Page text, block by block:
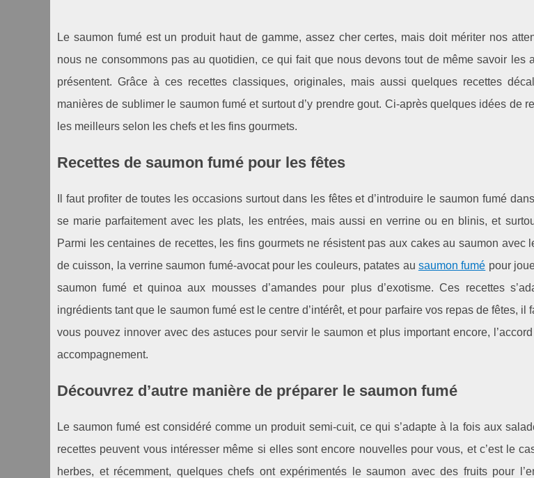
Le saumon fumé est un produit haut de gamme, assez cher certes, mais doit mériter nos
nous ne consommons pas au quotidien, ce qui fait que nous devons tout de même savoir les
présentent. Grâce à ces recettes classiques, originales, mais aussi quelques recettes
manières de sublimer le saumon fumé et surtout d’y prendre gout. Ci-après quelques idées de
les meilleurs selon les chefs et les fins gourmets.
Recettes de saumon fumé pour les fêtes
Il faut profiter de toutes les occasions surtout dans les fêtes et d’introduire le saumon fumé
se marie parfaitement avec les plats, les entrées, mais aussi en verrine ou en blinis, et
Parmi les centaines de recettes, les fins gourmets ne résistent pas aux cakes au saumon avec
de cuisson, la verrine saumon fumé-avocat pour les couleurs, patates au saumon fumé pour
saumon fumé et quinoa aux mousses d’amandes pour plus d’exotisme. Ces recettes
ingrédients tant que le saumon fumé est le centre d’intérêt, et pour parfaire vos repas de fêtes, il
vous pouvez innover avec des astuces pour servir le saumon et plus important encore,
accompagnement.
Découvrez d’autre manière de préparer le saumon fumé
Le saumon fumé est considéré comme un produit semi-cuit, ce qui s’adapte à la fois aux
recettes peuvent vous intéresser même si elles sont encore nouvelles pour vous, et c’est le
herbes, et récemment, quelques chefs ont expérimentés le saumon avec des fruits pour